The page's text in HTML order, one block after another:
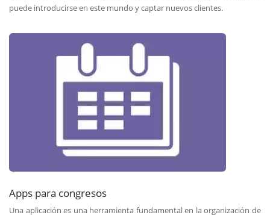
puede introducirse en este mundo y captar nuevos clientes.
Apps para congresos
Una aplicación es una herramienta fundamental en la organización de